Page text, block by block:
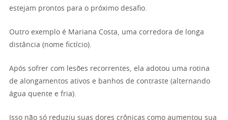
estejam prontos para o próximo desafio.
Outro exemplo é Mariana Costa, uma corredora de longa
distância (nome fictício).
Após sofrer com lesões recorrentes, ela adotou uma rotina
de alongamentos ativos e banhos de contraste (alternando
água quente e fria).
Isso não só reduziu suas dores crônicas como aumentou sua